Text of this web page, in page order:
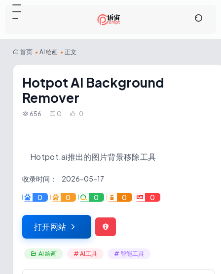
首页 • AI 绘画 • 正文
Hotpot AI Background
Remover
656 0 0
Hotpot.ai推出的图片背景移除工具
收录时间： 2026-05-17
0 0 0 0 0
打开网站
AI 绘画 # AI工具 # 智能工具